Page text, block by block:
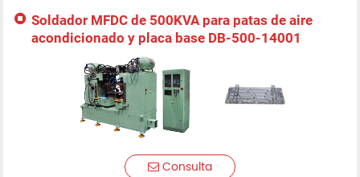
Soldador MFDC de 500KVA para patas de aire
acondicionado y placa base DB-500-14001
Consulta